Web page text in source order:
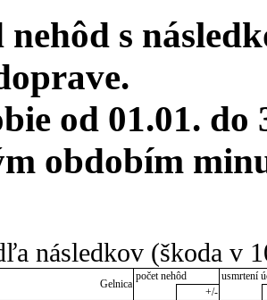
s
od 01.01. do
obdobím
následkov (škoda v
Gelnica
počet nehôd
usmrtení
+/-